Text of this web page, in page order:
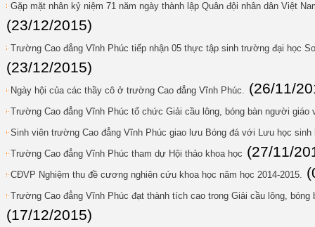
Gặp mặt nhân kỷ niệm 71 năm ngày thành lập Quân đội nhân dân Việt
(23/12/2015)
Trường Cao đẳng Vĩnh Phúc tiếp nhận 05 thực tập sinh trường đại học
(23/12/2015)
Ngày hội của các thầy cô ở trường Cao đẳng Vĩnh Phúc. (26/11/
Trường Cao đẳng Vĩnh Phúc tổ chức Giải cầu lông, bóng bàn người giáo
Sinh viên trường Cao đẳng Vĩnh Phúc giao lưu Bóng đá với Lưu học sinh
Trường Cao đẳng Vĩnh Phúc tham dự Hội thảo khoa học (27/11/
CĐVP Nghiệm thu đề cương nghiên cứu khoa học năm học 2014-2015.
Trường Cao đẳng Vĩnh Phúc đạt thành tích cao trong Giải cầu lông,
(17/12/2015)